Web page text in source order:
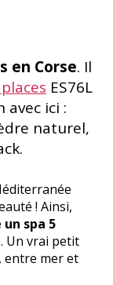
en Corse. Il
ES76L
ici :
naturel,
! Ainsi,
spa 5
Un vrai petit
entre mer et